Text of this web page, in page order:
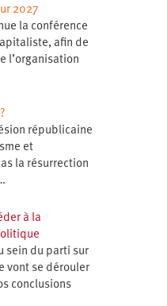
2027
la conférence
afin de
l’organisation
républicaine
et
la résurrection
à la
sein du parti sur
vont se dérouler
conclusions